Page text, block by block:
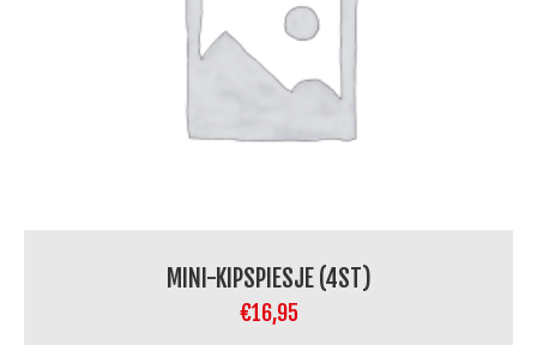
MINI-KIPSPIESJE (4ST)
€16,95